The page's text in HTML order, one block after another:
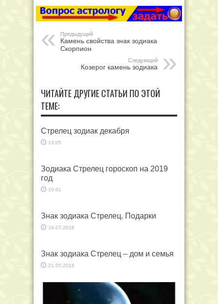
Предыдущий
Камень свойства знак зодиака
Скорпион
Следующий
Козерог камень зодиака
ЧИТАЙТЕ ДРУГИЕ СТАТЬИ ПО ЭТОЙ
ТЕМЕ:
Стрелец зодиак декабря
13.05
Зодиака Стрелец гороскоп на 2019
год
10.01
Знак зодиака Стрелец. Подарки
16.07.2018
Знак зодиака Стрелец – дом и семья
21.05.2018